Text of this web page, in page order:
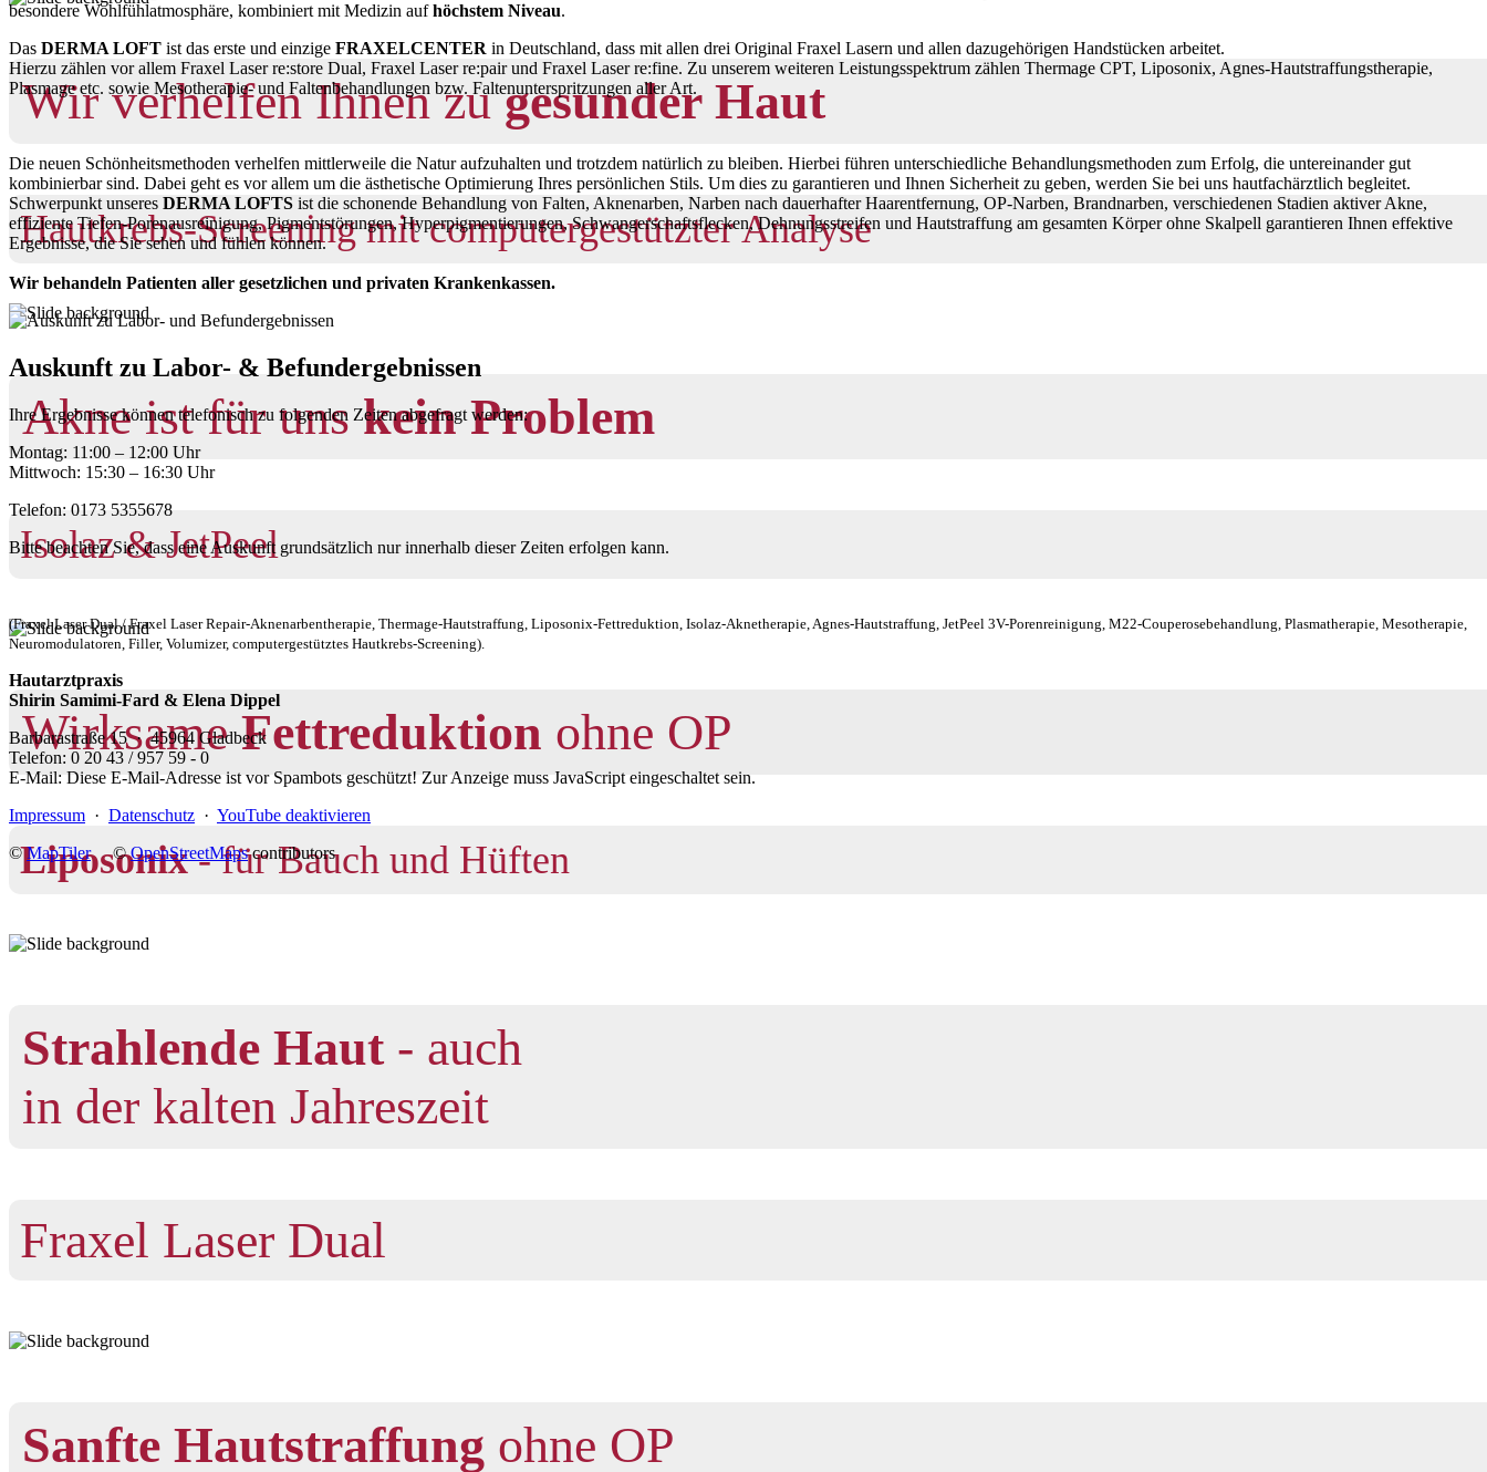
Wir verhelfen Ihnen zugesunder Haut
Hautkrebs-Screening mit computergestützter Analyse
Akne ist für unskein Problem
Isolaz & JetPeel
WirksameFettreduktion ohne OP
Liposonix- für Bauch und Hüften
Strahlende Haut- auch
in der kalten Jahreszeit
Fraxel Laser Dual
Sanfte Hautstraffung ohne OP
besondere Wohlfühlatmosphäre, kombiniert mit Medizin aufhöchstem Niveau.
Das DERMA LOFT ist das erste und einzige FRAXELCENTER in Deutschland, dass mit allen drei Original Fraxel Lasern und allen dazugehörigen Handstücken arbeitet.
Hierzu zählen vor allem Fraxel Laser re:store Dual, Fraxel Laser re:pair und Fraxel Laser re:fine. Zu unserem weiteren Leistungsspektrum zählen Thermage CPT, Liposonix, Agnes-Hautstraffungs­therapie,
Plasmage etc. sowie Mesotherapie- und Faltenbehandlungen bzw. Faltenunterspritzungen aller Art.
Die neuen Schönheitsmethoden verhelfen mittlerweile die Natur aufzuhalten und trotzdem natürlich zu bleiben. Hierbei führen unterschiedliche Behandlungsmethoden zum Erfolg, die untereinander gut
kombinierbar sind. Dabei geht es vor allem um die ästhetische Optimierung Ihres persönlichen Stils. Um dies zu garantieren und Ihnen Sicherheit zu geben, werden Sie bei uns hautfachärztlich begleitet.
Schwerpunkt unseres DERMA LOFTS ist die schonende Behandlung von Falten, Aknenarben, Narben nach dauerhafter Haarentfernung, OP-Narben, Brandnarben, ver­schiedenen Stadien aktiver Akne,
effiziente Tiefen-Porenausreinigung, Pigmentstörungen, Hyper­pigmentierungen, Schwangerschaftsflecken, Dehnungsstreifen und Hautstraffung am gesamten Körper ohne Skalpell garantieren Ihnen effektive
Ergebnisse, die Sie sehen und fühlen können.
Wir behandeln Patienten aller gesetzlichen und privaten Krankenkassen.
Auskunft zu Labor- & Befund­ergebnissen
Ihre Ergebnisse können telefonisch zu folgenden Zeiten abgefragt werden:
Montag: 11:00 – 12:00 Uhr
Mittwoch: 15:30 – 16:30 Uhr
Telefon: 0173 5355678
Bitte beachten Sie, dass eine Auskunft grundsätzlich nur innerhalb dieser Zeiten erfolgen kann.
(Fraxel Laser Dual / Fraxel Laser Repair-Aknenarbentherapie, Thermage-Hautstraffung, Liposonix-Fettreduktion, Isolaz-Aknetherapie, Agnes-Hautstraffung, JetPeel 3V-Porenreinigung, M22-Couperosebehandlung, Plasmatherapie, Mesotherapie,
Neuromodulatoren, Filler, Volumizer, computergestütztes Hautkrebs-Screening).
Hautarztpraxis
Shirin Samimi-Fard & Elena Dippel
Barbarastraße 15 · 45964 Gladbeck
Telefon: 0 20 43 / 957 59 - 0
E-Mail: Diese E-Mail-Adresse ist vor Spambots geschützt! Zur Anzeige muss JavaScript eingeschaltet sein.
Impressum · Datenschutz · YouTube deaktivieren
©MapTiler©OpenStreetMapscontributors